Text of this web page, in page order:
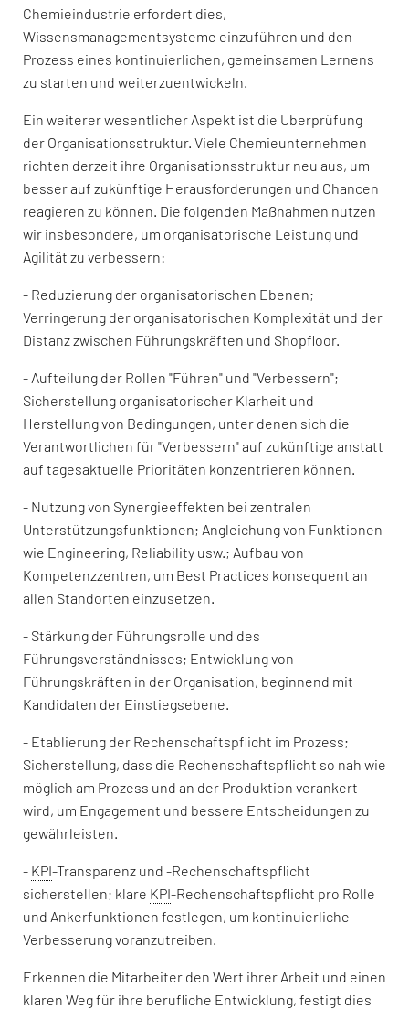
Chemieindustrie erfordert dies,
Wissensmanagementsysteme einzuführen und den
Prozess eines kontinuierlichen, gemeinsamen Lernens
zu starten und weiterzuentwickeln.
Ein weiterer wesentlicher Aspekt ist die Überprüfung
der Organisationsstruktur. Viele Chemieunternehmen
richten derzeit ihre Organisationsstruktur neu aus, um
besser auf zukünftige Herausforderungen und Chancen
reagieren zu können. Die folgenden Maßnahmen nutzen
wir insbesondere, um organisatorische Leistung und
Agilität zu verbessern:
- Reduzierung der organisatorischen Ebenen;
Verringerung der organisatorischen Komplexität und der
Distanz zwischen Führungskräften und Shopfloor.
- Aufteilung der Rollen "Führen" und "Verbessern";
Sicherstellung organisatorischer Klarheit und
Herstellung von Bedingungen, unter denen sich die
Verantwortlichen für "Verbessern" auf zukünftige anstatt
auf tagesaktuelle Prioritäten konzentrieren können.
- Nutzung von Synergieeffekten bei zentralen
Unterstützungsfunktionen; Angleichung von Funktionen
wie Engineering, Reliability usw.; Aufbau von
Kompetenzzentren, um Best Practices konsequent an
allen Standorten einzusetzen.
- Stärkung der Führungsrolle und des
Führungsverständnisses; Entwicklung von
Führungskräften in der Organisation, beginnend mit
Kandidaten der Einstiegsebene.
- Etablierung der Rechenschaftspflicht im Prozess;
Sicherstellung, dass die Rechenschaftspflicht so nah wie
möglich am Prozess und an der Produktion verankert
wird, um Engagement und bessere Entscheidungen zu
gewährleisten.
- KPI-Transparenz und -Rechenschaftspflicht
sicherstellen; klare KPI-Rechenschaftspflicht pro Rolle
und Ankerfunktionen festlegen, um kontinuierliche
Verbesserung voranzutreiben.
Erkennen die Mitarbeiter den Wert ihrer Arbeit und einen
klaren Weg für ihre berufliche Entwicklung, festigt dies